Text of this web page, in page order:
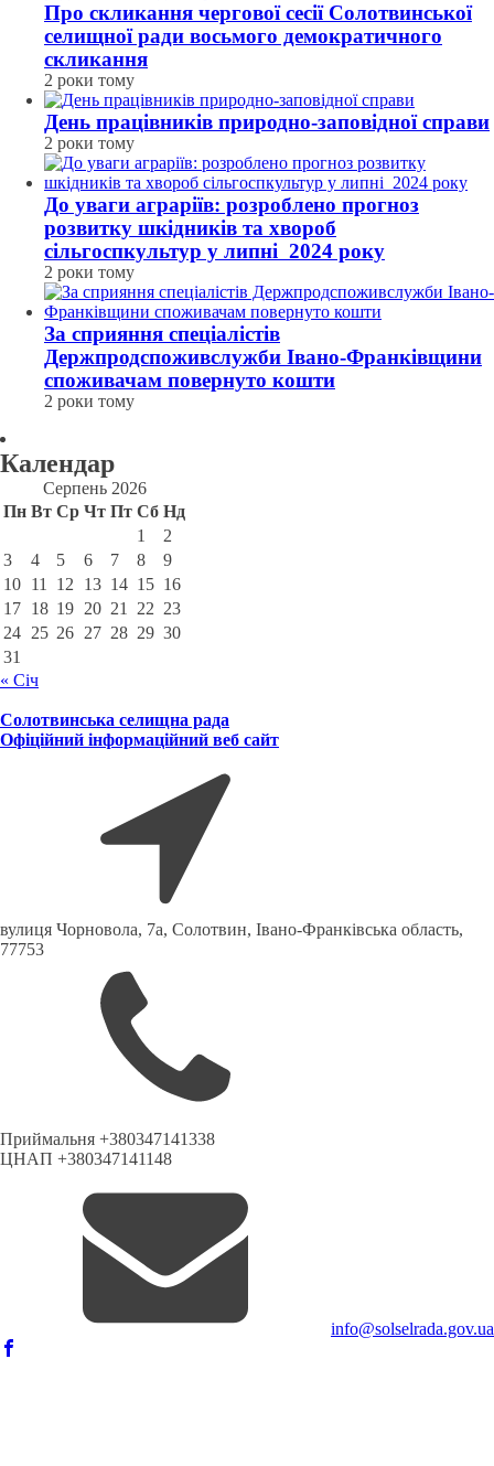
Про скликання чергової сесії Солотвинської
селищної ради восьмого демократичного
скликання
2 роки тому
День працівників природно-заповідної справи
2 роки тому
До уваги аграріїв: розроблено прогноз
розвитку шкідників та хвороб
сільгоспкультур у липні 2024 року
2 роки тому
За сприяння спеціалістів
Держпродспоживслужби Івано-Франківщини
споживачам повернуто кошти
2 роки тому
Календар
Серпень 2026
Пн Вт Ср Чт Пт Сб Нд
1
2
3
4 5 6 7 8
9
10 11 12 13 14 15 16
17 18 19 20 21 22 23
24 25 26 27 28 29 30
31
« Січ
Солотвинська селищна рада
Офіційний інформаційний веб сайт
вулиця Чорновола, 7a, Солотвин, Івано-Франківська область,
77753
Приймальня +380347141338
ЦНАП +380347141148
info@solselrada.gov.ua